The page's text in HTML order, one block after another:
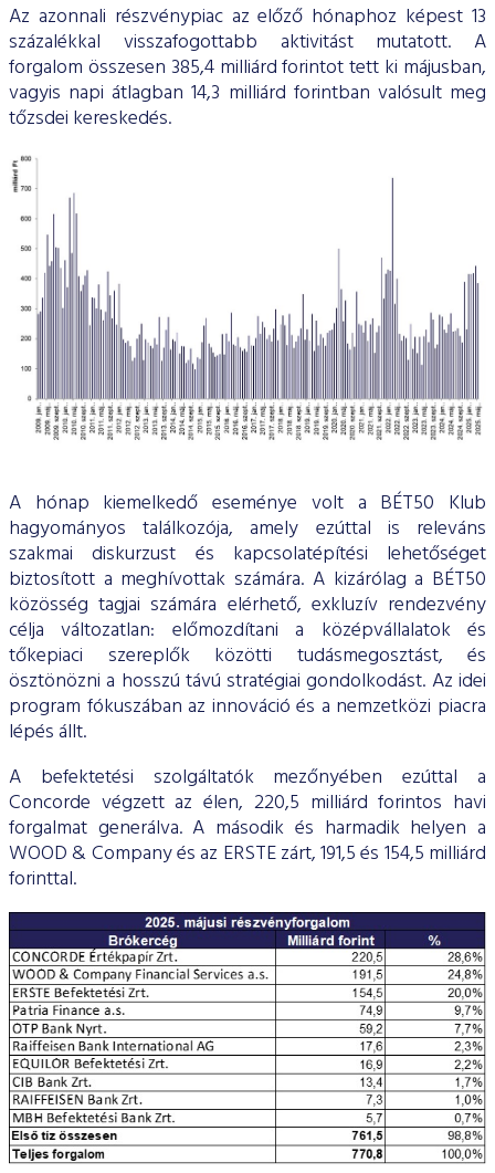
Az azonnali részvénypiac az előző hónaphoz képest 13
százalékkal visszafogottabb aktivitást mutatott. A
forgalom összesen 385,4 milliárd forintot tett ki májusban,
vagyis napi átlagban 14,3 milliárd forintban valósult meg
tőzsdei kereskedés.
A hónap kiemelkedő eseménye volt a BÉT50 Klub
hagyományos találkozója, amely ezúttal is releváns
szakmai diskurzust és kapcsolatépítési lehetőséget
biztosított a meghívottak számára. A kizárólag a BÉT50
közösség tagjai számára elérhető, exkluzív rendezvény
célja változatlan: előmozdítani a középvállalatok és
tőkepiaci szereplők közötti tudásmegosztást, és
ösztönözni a hosszú távú stratégiai gondolkodást. Az idei
program fókuszában az innováció és a nemzetközi piacra
lépés állt.
A befektetési szolgáltatók mezőnyében ezúttal a
Concorde végzett az élen, 220,5 milliárd forintos havi
forgalmat generálva. A második és harmadik helyen a
WOOD & Company és az ERSTE zárt, 191,5 és 154,5 milliárd
forinttal.